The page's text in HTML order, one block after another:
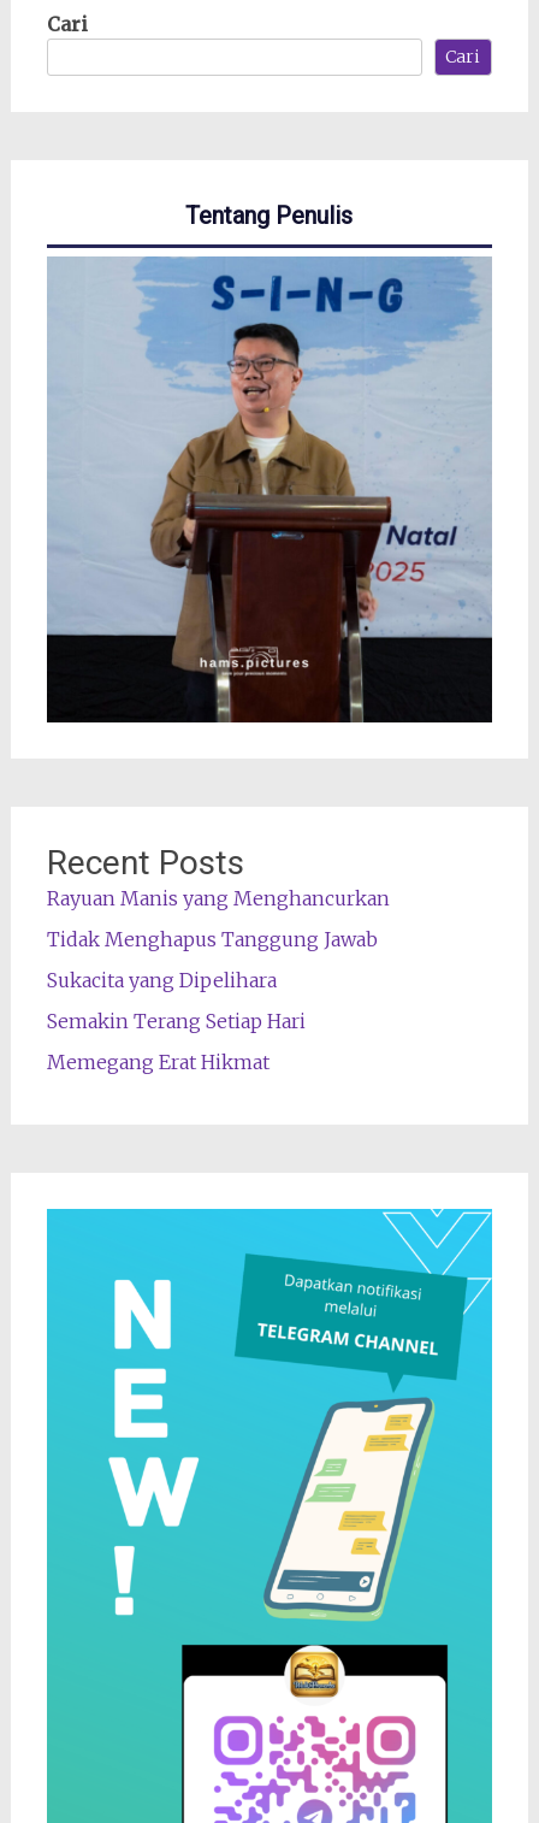
Cari
Cari
Tentang Penulis
Recent Posts
Rayuan Manis yang Menghancurkan
Tidak Menghapus Tanggung Jawab
Sukacita yang Dipelihara
Semakin Terang Setiap Hari
Memegang Erat Hikmat